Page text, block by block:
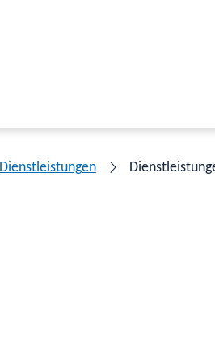
Dienstleistungen